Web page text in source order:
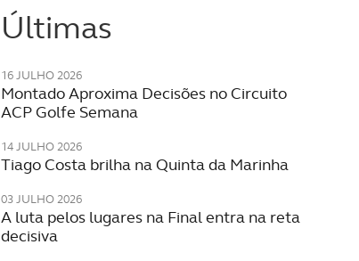
Últimas
16 JULHO 2026
Montado Aproxima Decisões no Circuito
ACP Golfe Semana
14 JULHO 2026
Tiago Costa brilha na Quinta da Marinha
03 JULHO 2026
A luta pelos lugares na Final entra na reta
decisiva